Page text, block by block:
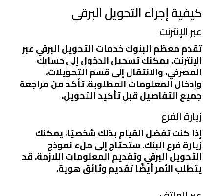
كيفية إجراء التحويل البرقي
عبر الإنترنت
تقدم معظم البنوك خدمات التحويل البرقي عبر
الإنترنت. يمكنك تسجيل الدخول إلى حسابك
المصرفي، والانتقال إلى قسم التحويلات،
وإدخال المعلومات المطلوبة. تأكد من مراجعة
جميع التفاصيل قبل تأكيد التحويل.
زيارة الفرع
إذا كنت تفضل القيام بذلك شخصيًا، يمكنك
زيارة فرع البنك. ستحتاج إلى ملء نموذج
التحويل البرقي وتقديم المعلومات اللازمة. قد
يتطلب الأمر أيضًا تقديم وثائق هوية.